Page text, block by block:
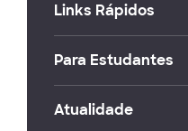
Links Rápidos
Para Estudantes
Atualidade